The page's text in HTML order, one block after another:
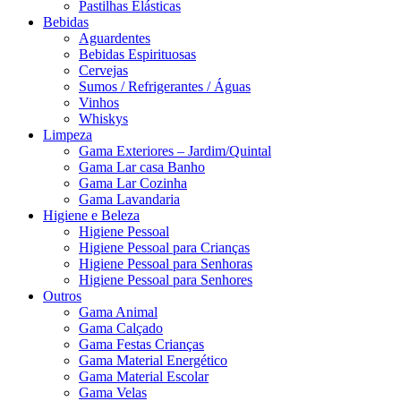
Pastilhas Elásticas
Bebidas
Aguardentes
Bebidas Espirituosas
Cervejas
Sumos / Refrigerantes / Águas
Vinhos
Whiskys
Limpeza
Gama Exteriores – Jardim/Quintal
Gama Lar casa Banho
Gama Lar Cozinha
Gama Lavandaria
Higiene e Beleza
Higiene Pessoal
Higiene Pessoal para Crianças
Higiene Pessoal para Senhoras
Higiene Pessoal para Senhores
Outros
Gama Animal
Gama Calçado
Gama Festas Crianças
Gama Material Energético
Gama Material Escolar
Gama Velas